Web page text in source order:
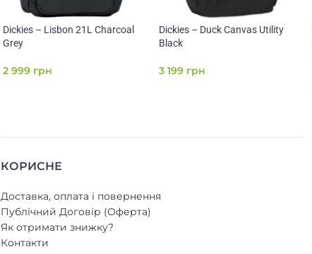
Dickies – Lisbon 21L Charcoal
Grey
2 999 грн
Dickies – Duck Canvas Utility
Black
3 199 грн
КОРИСНЕ
Доставка, оплата і повернення
Публічний Договір (Оферта)
Як отримати знижку?
Контакти